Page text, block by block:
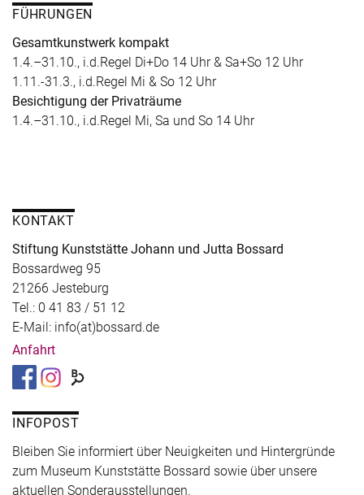
FÜHRUNGEN
Gesamtkunstwerk kompakt
1.4.–31.10., i.d.Regel Di+Do 14 Uhr & Sa+So 12 Uhr
1.11.-31.3., i.d.Regel Mi & So 12 Uhr
Besichtigung der Privaträume
1.4.–31.10., i.d.Regel Mi, Sa und So 14 Uhr
KONTAKT
Stiftung Kunststätte Johann und Jutta Bossard
Bossardweg 95
21266 Jesteburg
Tel.: 0 41 83 / 51 12
E-Mail: info(at)bossard.de
Anfahrt
INFOPOST
Bleiben Sie informiert über Neuigkeiten und Hintergründe
zum Museum Kunststätte Bossard sowie über unsere
aktuellen Sonderausstellungen.